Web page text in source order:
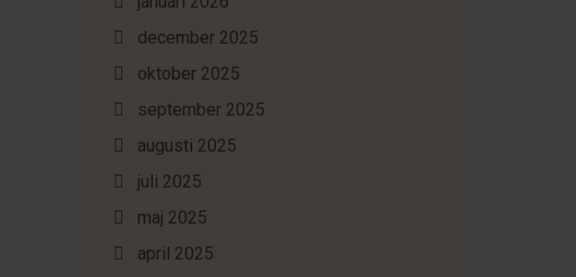
december 2025
oktober 2025
september 2025
augusti 2025
juli 2025
maj 2025
april 2025